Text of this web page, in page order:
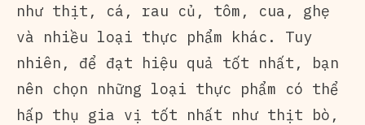
như thịt, cá, rau củ, tôm, cua, ghẹ
và nhiều loại thực phẩm khác. Tuy
nhiên, để đạt hiệu quả tốt nhất, bạn
nên chọn những loại thực phẩm có thể
hấp thụ gia vị tốt nhất như thịt bò,